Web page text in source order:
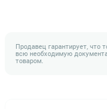
Продавец гарантирует,
всю необходимую
товаром.